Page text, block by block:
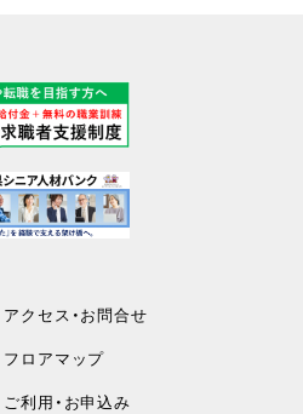
アクセス・お問合せ
フロアマップ
ご利用・お申込み